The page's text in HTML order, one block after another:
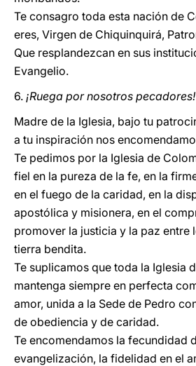
Te consagro toda esta nación de
eres, Virgen de Chiquinquirá,
Que resplandezcan en sus
Evangelio.
6. ¡Ruega por nosotros pecadores!
Madre de la Iglesia, bajo tu
a tu inspiración nos
Te pedimos por la Iglesia de
fiel en la pureza de la fe, en la
en el fuego de la caridad, en la
apostólica y misionera, en el
promover la justicia y la paz entre
tierra bendita.
Te suplicamos que toda la Iglesia
mantenga siempre en perfecta
amor, unida a la Sede de Pedro
de obediencia y de caridad.
Te encomendamos la fecundidad
evangelización, la fidelidad en el